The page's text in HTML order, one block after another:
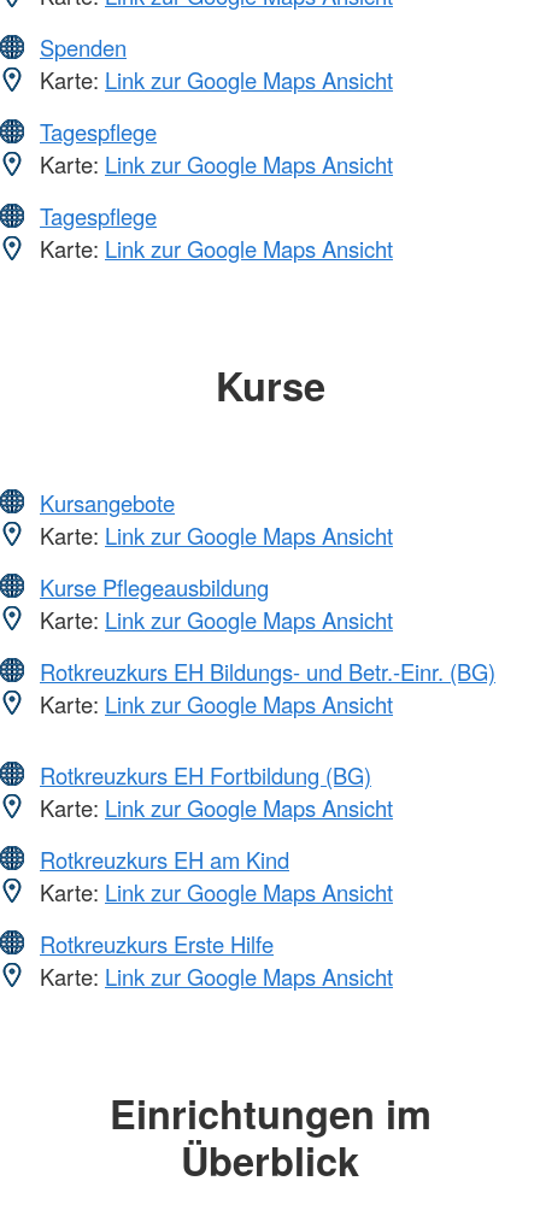
Spenden
Karte: Link zur Google Maps Ansicht
Tagespflege
Karte: Link zur Google Maps Ansicht
Tagespflege
Karte: Link zur Google Maps Ansicht
Kurse
Kursangebote
Karte: Link zur Google Maps Ansicht
Kurse Pflegeausbildung
Karte: Link zur Google Maps Ansicht
Rotkreuzkurs EH Bildungs- und Betr.-Einr. (BG)
Karte: Link zur Google Maps Ansicht
Rotkreuzkurs EH Fortbildung (BG)
Karte: Link zur Google Maps Ansicht
Rotkreuzkurs EH am Kind
Karte: Link zur Google Maps Ansicht
Rotkreuzkurs Erste Hilfe
Karte: Link zur Google Maps Ansicht
Einrichtungen im
Überblick